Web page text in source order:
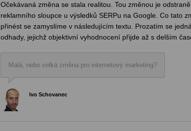
Očekávaná změna se stala realitou. Tou změnou je
reklamního sloupce u výsledků SERPu na Google. Co tato
přinést se zamyslíme v následujícím textu. Prozatím se
odhady, jejichž objektivní vyhodnocení přijde až s delším
Malá, nebo velká změna pro internetový marketing?
Ivo Schovanec